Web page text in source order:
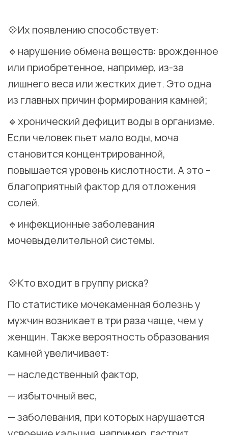
💠Их появлению способствует:
🔹нарушение обмена веществ: врожденное
или приобретенное, например, из-за
лишнего веса или жестких диет. Это одна
из главных причин формирования камней;
🔹хронический дефицит воды в организме.
Если человек пьет мало воды, моча
становится концентрированной,
повышается уровень кислотности. А это –
благоприятный фактор для отложения
солей.
🔹инфекционные заболевания
мочевыделительной системы.
💠Кто входит в группу риска?
По статистике мочекаменная болезнь у
мужчин возникает в три раза чаще, чем у
женщин. Также вероятность образования
камней увеличивает:
— наследственный фактор,
— избыточный вес,
— заболевания, при которых нарушается